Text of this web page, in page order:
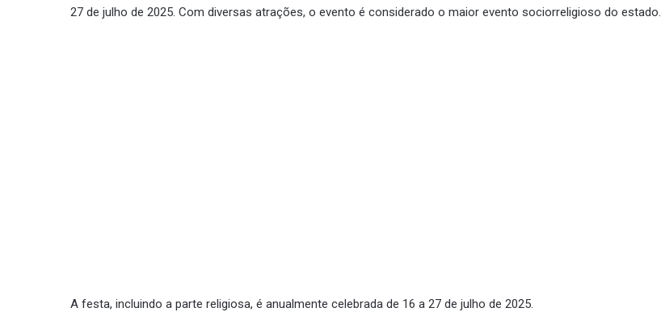
27 de julho de 2025. Com diversas atrações, o evento é considerado o maior evento sociorreligioso do estado.
A festa, incluindo a parte religiosa, é anualmente celebrada de 16 a 27 de julho de 2025.